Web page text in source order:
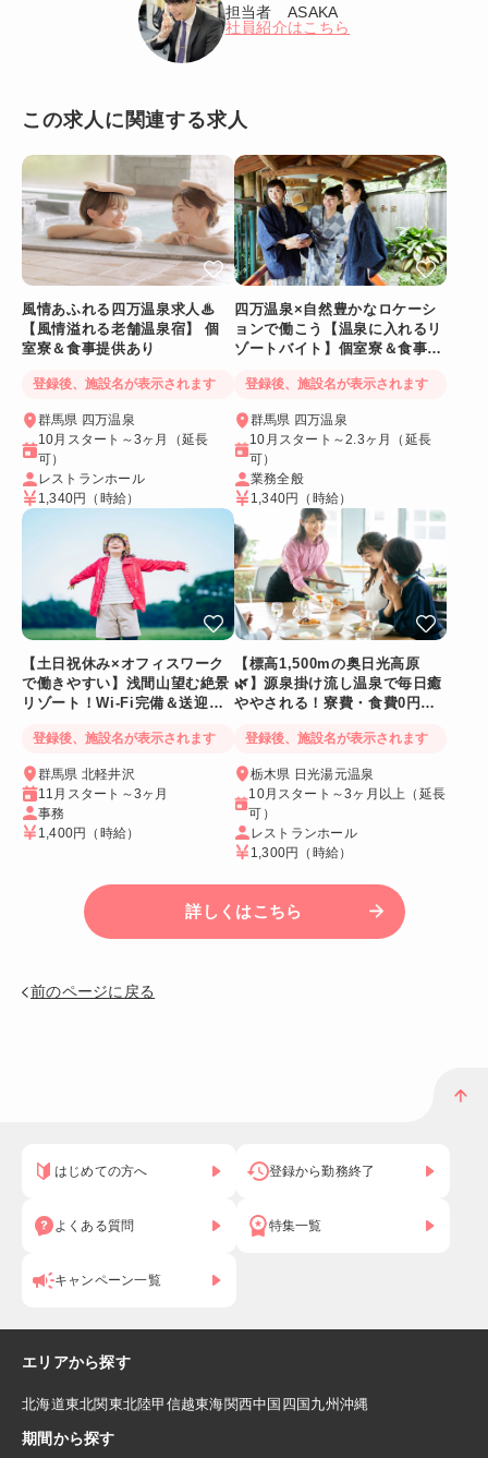
担当者 ASAKA
社員紹介はこちら
この求人に関連する求人
風情あふれる四万温泉求人♨
【風情溢れる老舗温泉宿】 個
室寮＆食事提供あり
登録後、施設名が表示されます
群馬県 四万温泉
10月スタート～3ヶ月（延長
可）
レストランホール
1,340円
（時給）
四万温泉×自然豊かなロケーシ
ョンで働こう【温泉に入れるリ
ゾートバイト】個室寮＆食事提
登録後、施設名が表示されます
群馬県 四万温泉
10月スタート～2.3ヶ月（延長
可）
業務全般
1,340円
（時給）
【土日祝休み×オフィスワーク
で働きやすい】浅間山望む絶景
リゾート！Wi-Fi完備＆送迎バ
登録後、施設名が表示されます
群馬県 北軽井沢
11月スタート～3ヶ月
事務
1,400円 （時給）
【標高1,500mの奥日光高原
🌿】源泉掛け流し温泉で毎日癒
ややされる！寮費・食費0円！
登録後、施設名が表示されます
栃木県 日光湯元温泉
10月スタート～3ヶ月以上（延長
可）
レストランホール
1,300円 （時給）
詳しくはこちら
前のページに戻る
はじめての方へ 登録から勤務終了
よくある質問 特集一覧
キャンペーン一覧
エリアから探す
北海道東北関東北陸甲信越東海関西中国 四国九州沖縄
期間から探す